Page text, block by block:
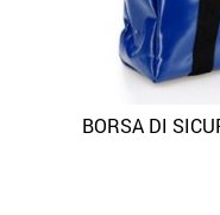
BORSA DI